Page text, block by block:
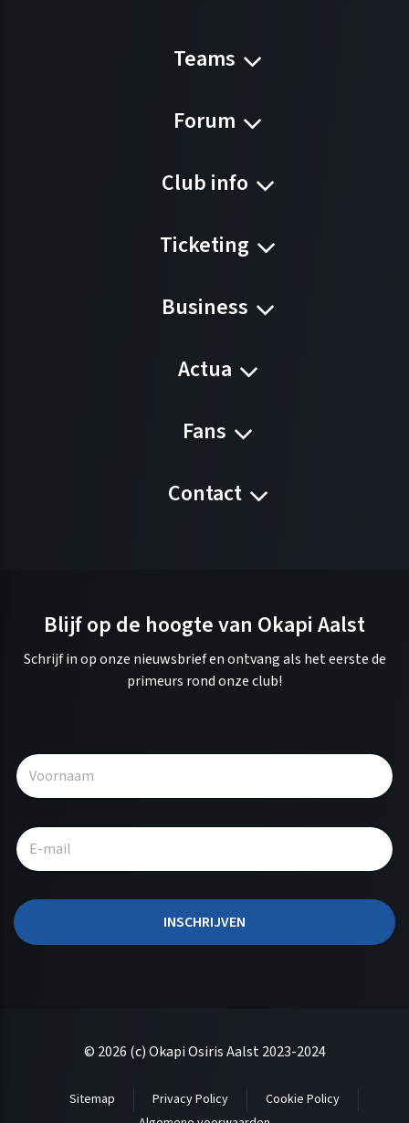
Teams
Forum
Club info
Ticketing
Business
Actua
Fans
Contact
Blijf op de hoogte van Okapi Aalst
Schrijf in op onze nieuwsbrief en ontvang als het eerste de
primeurs rond onze club!
INSCHRIJVEN
l
r
t
© 2026 (c) Okapi Osiris Aalst 2023-2024
Sitemap Privacy Policy
Cookie Policy